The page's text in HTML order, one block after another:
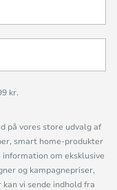
kr.
på vores store udvalg af
smart home-produkter
om eksklusive
og kampagnepriser,
vi sende indhold fra